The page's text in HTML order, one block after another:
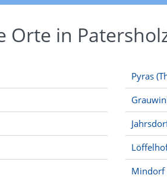
Orte in
Pyras
Mindorf